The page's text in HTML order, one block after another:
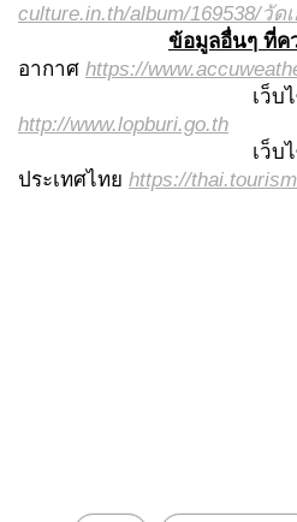
culture.in.th/album/169538/วัด
ข้อมูลอื่นๆ ที่ค
อากาศ https://
เว็บไซต์จังห
http://www.lopburi.go.th
เว็บไซต์การท่อ
ประเทศไทย https://